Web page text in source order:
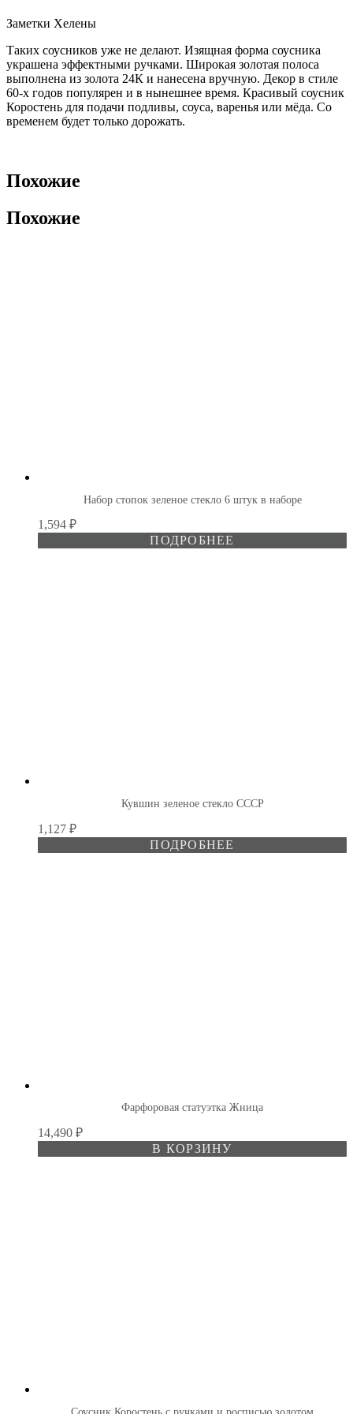
Заметки Хелены
Таких соусников уже не делают. Изящная форма соусника
украшена эффектными ручками. Широкая золотая полоса
выполнена из золота 24К и нанесена вручную. Декор в стиле
60-х годов популярен и в нынешнее время. Красивый соусник
Коростень для подачи подливы, соуса, варенья или мёда. Со
временем будет только дорожать.
Похожие
Похожие
Набор стопок зеленое стекло 6 штук в наборе
1,594 ₽
ПОДРОБНЕЕ
Кувшин зеленое стекло СССР
1,127 ₽
ПОДРОБНЕЕ
Фарфоровая статуэтка Жница
14,490 ₽
В КОРЗИНУ